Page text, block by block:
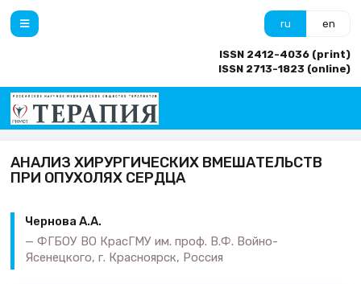
ru en
ISSN 2412-4036 (print)
ISSN 2713-1823 (online)
АНАЛИЗ ХИРУРГИЧЕСКИХ ВМЕШАТЕЛЬСТВ
ПРИ ОПУХОЛЯХ СЕРДЦА
Чернова А.А.
ФГБОУ ВО КрасГМУ им. проф. В.Ф. Войно-
Ясенецкого, г. Красноярск, Россия